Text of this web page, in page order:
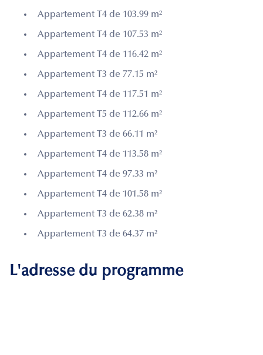
Appartement T4 de 103.99 m²
Appartement T4 de 107.53 m²
Appartement T4 de 116.42 m²
Appartement T3 de 77.15 m²
Appartement T4 de 117.51 m²
Appartement T5 de 112.66 m²
Appartement T3 de 66.11 m²
Appartement T4 de 113.58 m²
Appartement T4 de 97.33 m²
Appartement T4 de 101.58 m²
Appartement T3 de 62.38 m²
Appartement T3 de 64.37 m²
L'adresse du programme